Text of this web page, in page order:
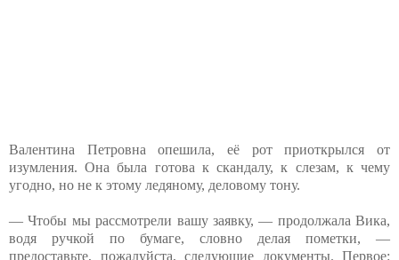
Валентина Петровна опешила, её рот приоткрылся от
изумления. Она была готова к скандалу, к слезам, к чему
угодно, но не к этому ледяному, деловому тону.
— Чтобы мы рассмотрели вашу заявку, — продолжала Вика,
водя ручкой по бумаге, словно делая пометки, —
предоставьте, пожалуйста, следующие документы. Первое: